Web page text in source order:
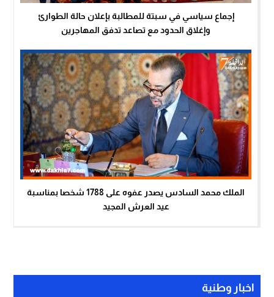
إجماع سياسي في سبتة للمطالبة بإعلان حالة الطوارئ
وإغلاق الحدود مع تصاعد تدفق المهاجرين
الملك محمد السادس يصدر عفوه على 1788 شخصا بمناسبة
عيد العرش المجيد
اخبار وطنية